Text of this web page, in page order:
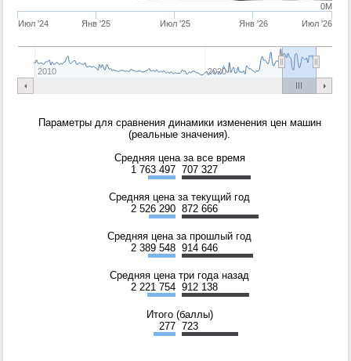
Июл '24 Янв '25 Июл '25 Янв '26 Июл '26
2010 2020
0M
Параметры для сравнения динамики изменения цен машин
(реальные значения).
Средняя цена за все время
1 763 497 707 327
Средняя цена за текущий год
2 526 290 872 666
Средняя цена за прошлый год
2 389 548 914 646
Средняя цена три года назад
2 221 754 912 138
Итого (баллы)
277 723